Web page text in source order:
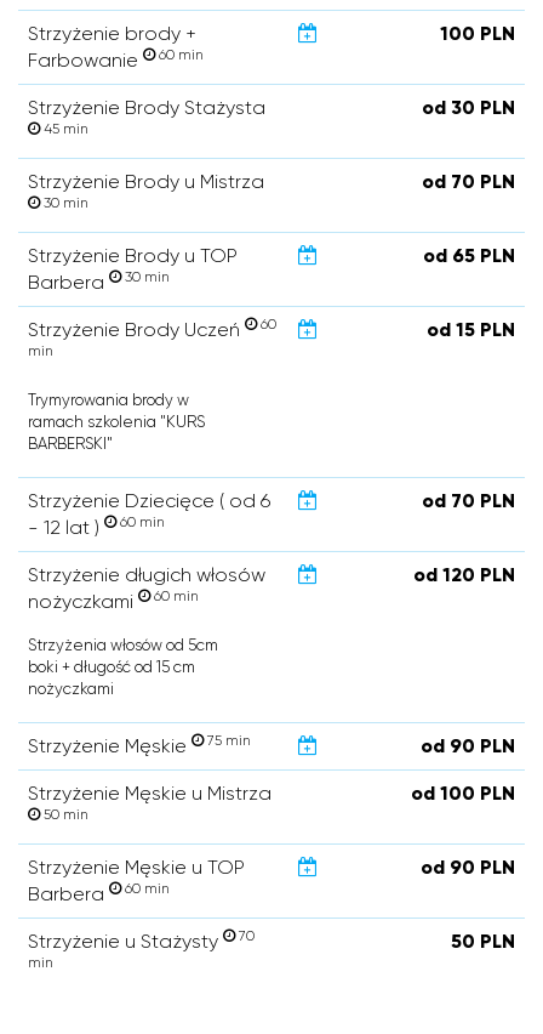
Strzyżenie brody +
Farbowanie
60 min
100 PLN
Strzyżenie Brody Stażysta
45 min
od 30 PLN
Strzyżenie Brody u Mistrza
30 min
od 70 PLN
Strzyżenie Brody u TOP
Barbera
30 min
od 65 PLN
Strzyżenie Brody Uczeń
60
min
od 15 PLN
Trymyrowania brody w
ramach szkolenia "KURS
BARBERSKI"
Strzyżenie Dziecięce ( od 6
- 12 lat )
60 min
od 70 PLN
Strzyżenie długich włosów
nożyczkami
60 min
od 120 PLN
Strzyżenia włosów od 5cm
boki + długość od 15 cm
nożyczkami
Strzyżenie Męskie 75 min od 90 PLN
Strzyżenie Męskie u Mistrza
50 min
od 100 PLN
Strzyżenie Męskie u TOP
Barbera
60 min
od 90 PLN
Strzyżenie u Stażysty
70
min
50 PLN